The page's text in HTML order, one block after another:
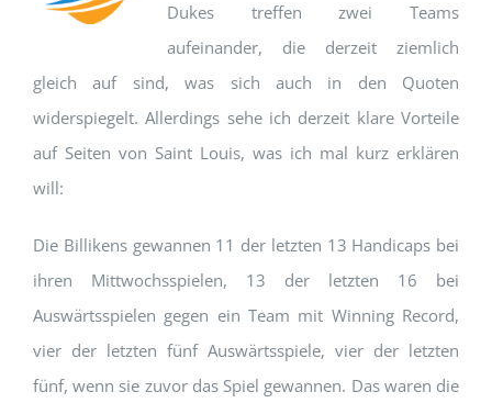
Dukes treffen zwei Teams
aufeinander, die derzeit ziemlich
gleich auf sind, was sich auch in den Quoten
widerspiegelt. Allerdings sehe ich derzeit klare Vorteile
auf Seiten von Saint Louis, was ich mal kurz erklären
will:
Die Billikens gewannen 11 der letzten 13 Handicaps bei
ihren Mittwochsspielen, 13 der letzten 16 bei
Auswärtsspielen gegen ein Team mit Winning Record,
vier der letzten fünf Auswärtsspiele, vier der letzten
fünf, wenn sie zuvor das Spiel gewannen. Das waren die